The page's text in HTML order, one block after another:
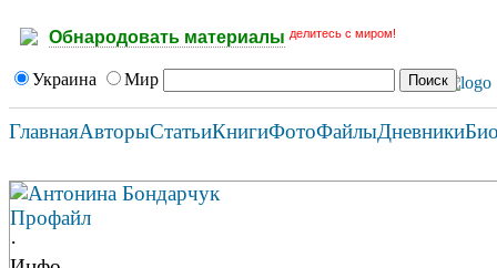
Обнародовать материалы делитесь с миром!
Украина Мир
ГлавнаяАвторыСтатьиКнигиФотоФайлыДневники
Антонина Бондарчук
Профайл
·